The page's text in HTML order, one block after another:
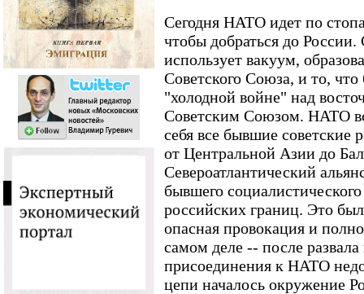
Сегодня НАТО идет по
чтобы добраться до
использует вакуум,
Советского Союза, и то,
"холодной войне" над
Советским Союзом. НАТО
себя все бывшие
от Центральной Азии до
Североатлантический
бывшего
российских границ. Это
опасная провокация и
самом деле -- после
присоединения к НАТО
цепи началось окружение